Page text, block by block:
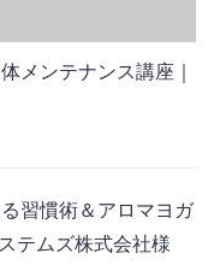
メンテナンス講座｜
習慣術＆アロマヨガ
テムズ株式会社様